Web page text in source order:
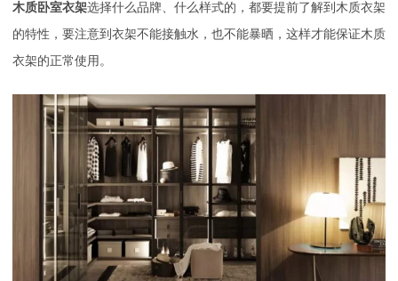
木质卧室衣架选择什么品牌、什么样式的，都要提前了解到木质衣架
的特性，要注意到衣架不能接触水，也不能暴晒，这样才能保证木质
衣架的正常使用。